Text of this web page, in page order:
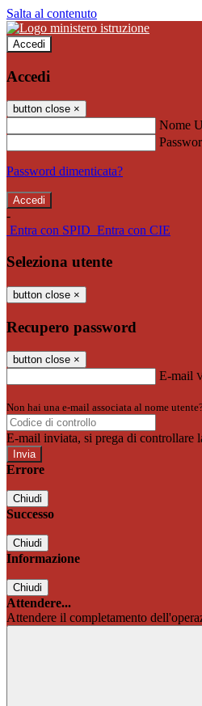
Salta al contenuto
Accedi
Accedi
button close ×
Nome
Password dimenticata?
-
Entra con SPID Entra con CIE
Seleziona utente
button close ×
Recupero password
button close ×
E-mail
Non hai una e-mail associata al nome
E-mail inviata, si prega di controllare
Errore
Chiudi
Successo
Chiudi
Informazione
Chiudi
Attendere...
Attendere il completamento